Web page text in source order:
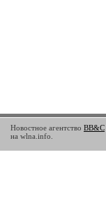
Новостное агентство BB&C
на wlna.info.